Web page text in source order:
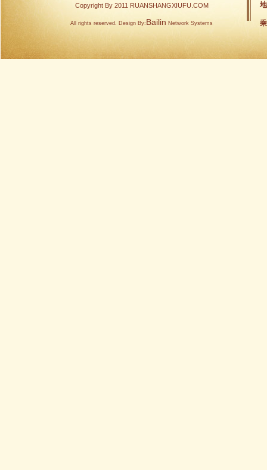
Copyright By 2011 RUANSHANGXIUFU.COM
All rights reserved. Design By: Bailin Network Systems